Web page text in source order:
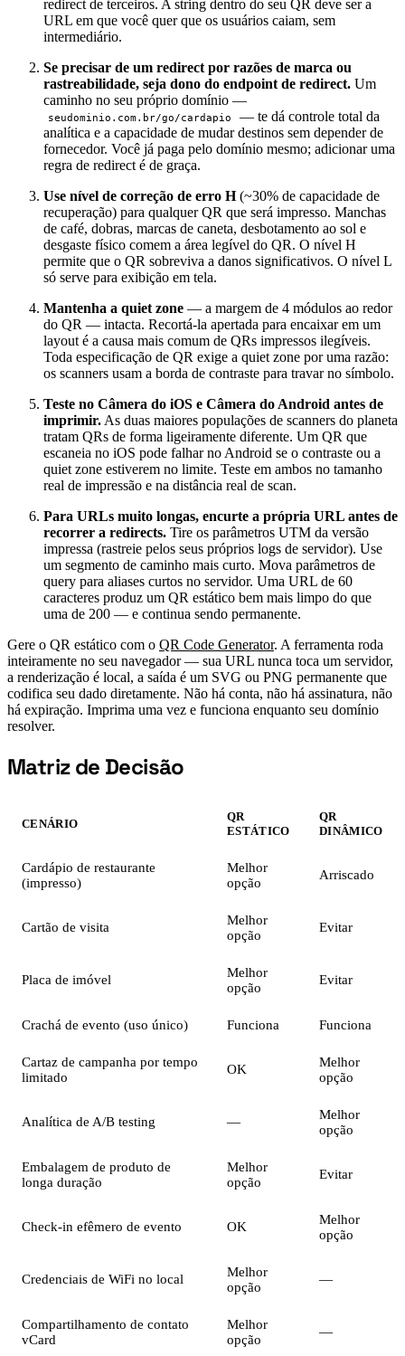
redirect de terceiros. A string dentro do seu QR deve ser a
URL em que você quer que os usuários caiam, sem
intermediário.
Se precisar de um redirect por razões de marca ou
rastreabilidade, seja dono do endpoint de redirect. Um
caminho no seu próprio domínio —
seudominio.com.br/go/cardapio
— te dá controle total da
analítica e a capacidade de mudar destinos sem depender de
fornecedor. Você já paga pelo domínio mesmo; adicionar uma
regra de redirect é de graça.
Use nível de correção de erro H(~30% de capacidade de
recuperação) para qualquer QR que será impresso. Manchas
de café, dobras, marcas de caneta, desbotamento ao sol e
desgaste físico comem a área legível do QR. O nível H
permite que o QR sobreviva a danos significativos. O nível L
só serve para exibição em tela.
Mantenha a quiet zone — a margem de 4 módulos ao redor
do QR — intacta. Recortá-la apertada para encaixar em um
layout é a causa mais comum de QRs impressos ilegíveis.
Toda especificação de QR exige a quiet zone por uma razão:
os scanners usam a borda de contraste para travar no símbolo.
Teste no Câmera do iOS e Câmera do Android antes de
imprimir. As duas maiores populações de scanners do planeta
tratam QRs de forma ligeiramente diferente. Um QR que
escaneia no iOS pode falhar no Android se o contraste ou a
quiet zone estiverem no limite. Teste em ambos no tamanho
real de impressão e na distância real de scan.
Para URLs muito longas, encurte a própria URL antes de
recorrer a redirects. Tire os parâmetros UTM da versão
impressa (rastreie pelos seus próprios logs de servidor). Use
um segmento de caminho mais curto. Mova parâmetros de
query para aliases curtos no servidor. Uma URL de 60
caracteres produz um QR estático bem mais limpo do que
uma de 200 — e continua sendo permanente.
Gere o QR estático com o QR Code Generator. A ferramenta roda
inteiramente no seu navegador — sua URL nunca toca um servidor,
a renderização é local, a saída é um SVG ou PNG permanente que
codifica seu dado diretamente. Não há conta, não há assinatura, não
há expiração. Imprima uma vez e funciona enquanto seu domínio
resolver.
#
Matriz de Decisão
CENÁRIO
QR
ESTÁTICO
QR
DINÂMICO
Cardápio de restaurante
(impresso)
Melhor
opção
Arriscado
Cartão de visita
Melhor
opção
Evitar
Placa de imóvel
Melhor
opção
Evitar
Crachá de evento (uso único) Funciona Funciona
Cartaz de campanha por tempo
limitado
OK
Melhor
opção
Analítica de A/B testing —
Melhor
opção
Embalagem de produto de
longa duração
Melhor
opção
Evitar
Check-in efêmero de evento OK
Melhor
opção
Credenciais de WiFi no local
Melhor
opção
—
Compartilhamento de contato
vCard
Melhor
opção
—